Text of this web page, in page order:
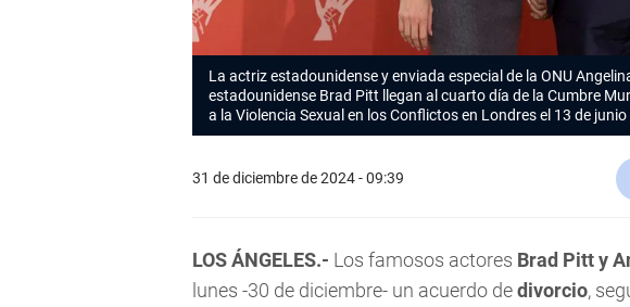
La actriz estadounidense y enviada especial de la ONU
estadounidense Brad Pitt llegan al cuarto día de la Cumbre
a la Violencia Sexual en los Conflictos en Londres el 13 de
31 de diciembre de 2024 - 09:39
LOS ÁNGELES.- Los famosos actores Brad Pitt y
lunes -30 de diciembre- un acuerdo dedivorcio,